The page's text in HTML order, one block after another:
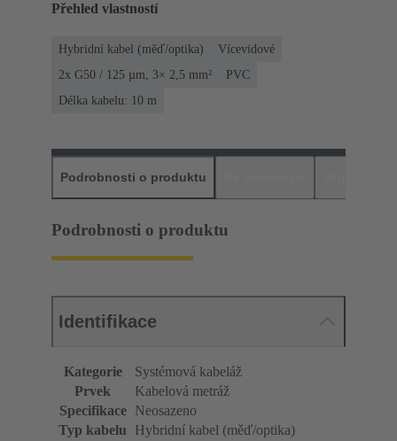
Přehled vlastností
Hybridní kabel (měď/optika)
Vícevidové
2x G50 / 125 µm, 3× 2,5 mm²
PVC
Délka kabelu: 10 m
Podrobnosti o produktu
Podrobnosti o produktu
Identifikace
Kategorie
Systémová kabeláž
Prvek
Kabelová metráž
Specifikace
Neosazeno
Typ kabelu
Hybridní kabel (měď/optika)